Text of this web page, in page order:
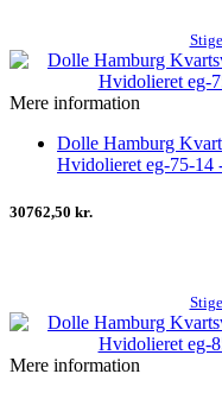
Mere information
Dolle Hamburg
Hvidolieret eg-75-14
30762,50 kr.
Mere information